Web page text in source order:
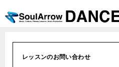
レッスンのお問い合わせ